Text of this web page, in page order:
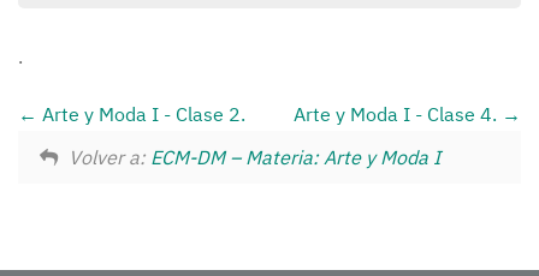
.
Arte y Moda I - Clase 2.
Arte y Moda I - Clase 4.
Volver a: ECM-DM – Materia: Arte y Moda I